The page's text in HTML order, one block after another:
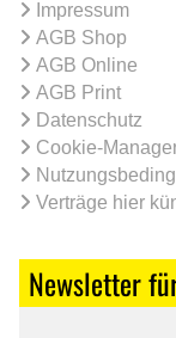
Impressum
AGB Shop
AGB Online
AGB Print
Datenschutz
Cookie-
Verträge hier
Newsletter